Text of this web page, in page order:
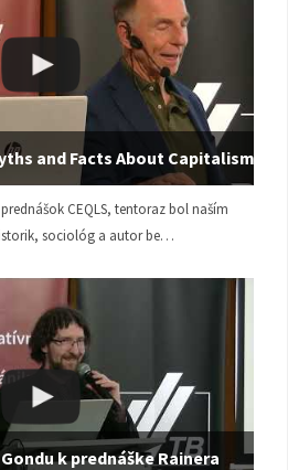
and Facts About Capitalism
CEQLS, tentoraz bol naším
sociológ a autor be…
k prednáške Rainera